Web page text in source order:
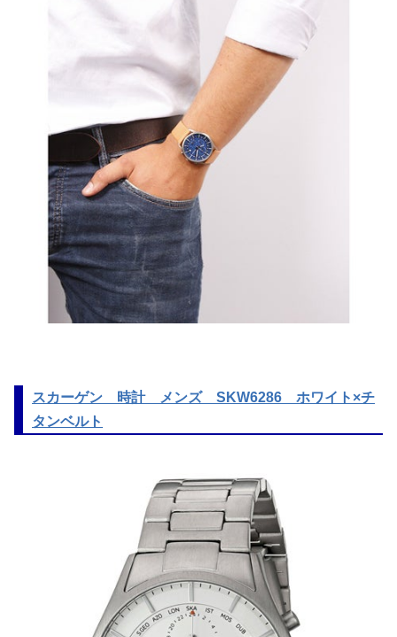
スカーゲン 時計 メンズ SKW6286 ホワイト×チ
タンベルト